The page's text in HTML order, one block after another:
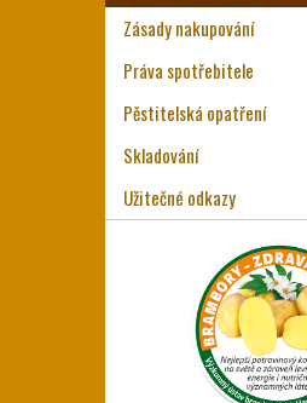
Zásady nakupování
Práva spotřebitele
Pěstitelská opatření
Skladování
Užitečné odkazy